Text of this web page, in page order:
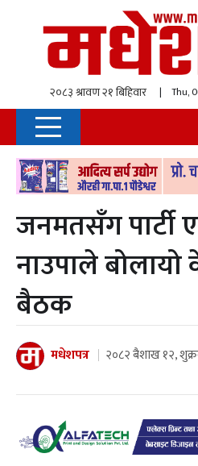
| Thu, 06
जनमतसँग पार्टी
नाउपाले बोलायो
बैठक
मधेशपत्र २०८२ बैशाख १२,